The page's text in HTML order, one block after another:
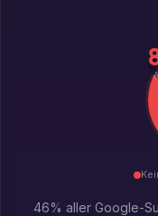
46% aller Google-